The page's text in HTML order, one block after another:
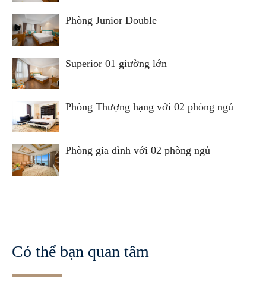
Phòng Junior Double
Superior 01 giường lớn
Phòng Thượng hạng với 02 phòng ngủ
Phòng gia đình với 02 phòng ngủ
Có thể bạn quan tâm